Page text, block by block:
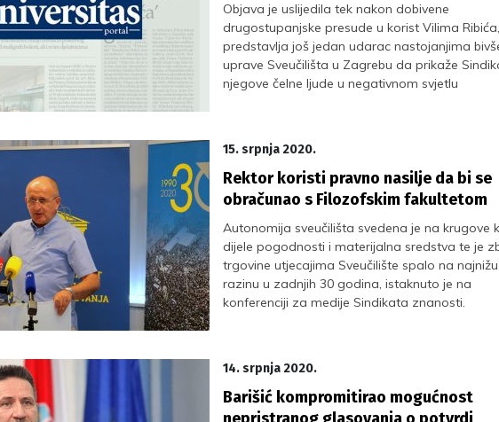
Objava je uslijedila tek nakon dobivene
drugostupanjske presude u korist Vilima
predstavlja još jedan udarac nastojanjima
uprave Sveučilišta u Zagrebu da prikaže
njegove čelne ljude u negativnom svjetlu
15. srpnja 2020.
Rektor koristi pravno nasilje da bi se
obračunao s Filozofskim fakultetom
Autonomija sveučilišta svedena je na krugove
dijele pogodnosti i materijalna sredstva te je
trgovine utjecajima Sveučilište spalo na najnižu
razinu u zadnjih 30 godina, istaknuto je na
konferenciji za medije Sindikata znanosti.
14. srpnja 2020.
Barišić kompromitirao mogućnost